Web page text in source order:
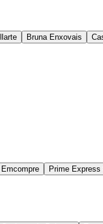
Bruna Enxovais
Emcompre Prime